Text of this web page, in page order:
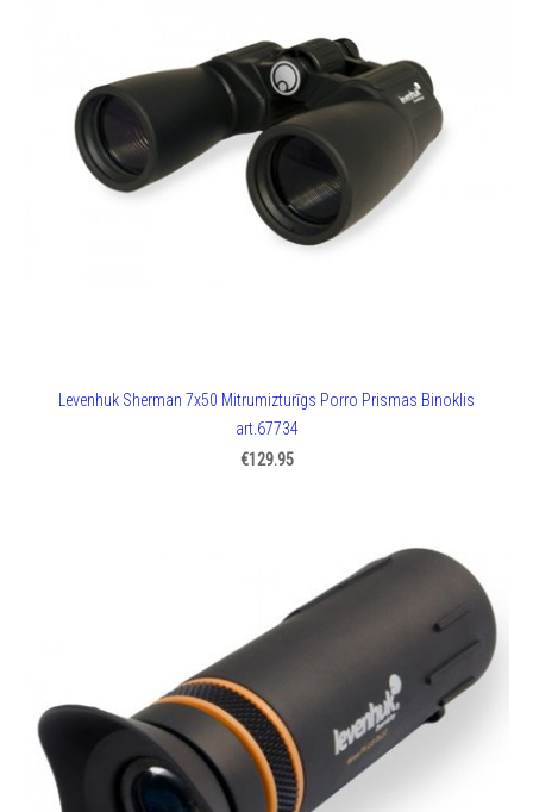
Levenhuk Sherman 7x50 Mitrumizturīgs Porro Prismas Binoklis
art.67734
€129.95